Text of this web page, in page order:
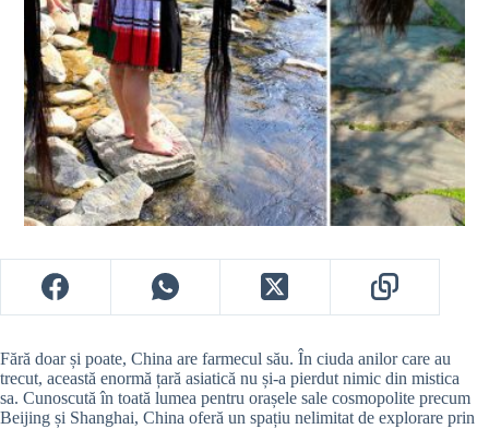
Fără doar și poate, China are farmecul său. În ciuda anilor care au
trecut, această enormă țară asiatică nu și-a pierdut nimic din mistica
sa. Cunoscută în toată lumea pentru orașele sale cosmopolite precum
Beijing și Shanghai, China oferă un spațiu nelimitat de explorare prin